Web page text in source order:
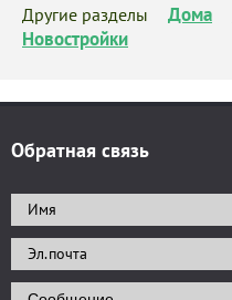
Другие разделы Дома
Новостройки
Обратная связь